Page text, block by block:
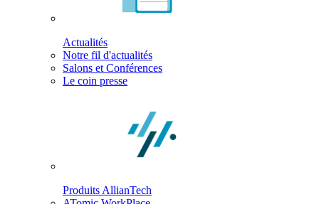
Actualités
Notre fil d'actualités
Salons et Conférences
Le coin presse
Produits AllianTech